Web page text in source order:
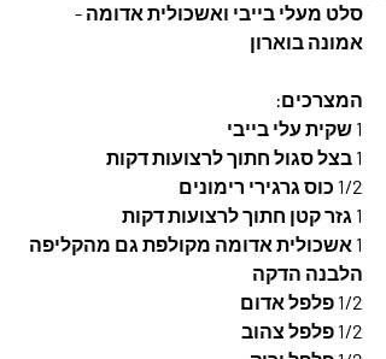
סלט מעלי בייבי ואשכולית אדומה -
אמונה בוארון
המצרכים:
1 שקית עלי בייבי
1 בצל סגול חתוך לרצועות דקות
1/2 כוס גרגירי רימונים
1 גזר קטן חתוך לרצועות דקות
1 אשכולית אדומה מקולפת גם מהקליפה
הלבנה הדקה
1/2 פלפל אדום
1/2 פלפל צהוב